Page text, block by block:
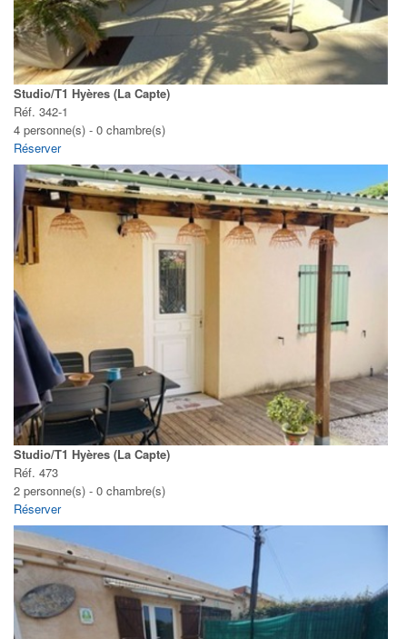
Studio/T1 Hyères (La Capte)
Réf. 342-1
4 personne(s) - 0 chambre(s)
Réserver
Studio/T1 Hyères (La Capte)
Réf. 473
2 personne(s) - 0 chambre(s)
Réserver